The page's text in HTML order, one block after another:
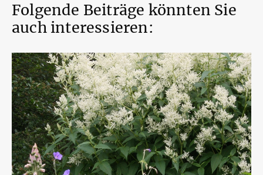
Folgende Beiträge könnten Sie
auch interessieren: